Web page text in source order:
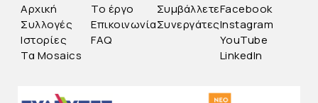
Αρχική
Συλλογές
Ιστορίες
Τα Mosaics
Το έργο
Επικοινωνία
FAQ
Συμβάλλετε
Συνεργάτες
Facebook
Instagram
YouTube
LinkedIn